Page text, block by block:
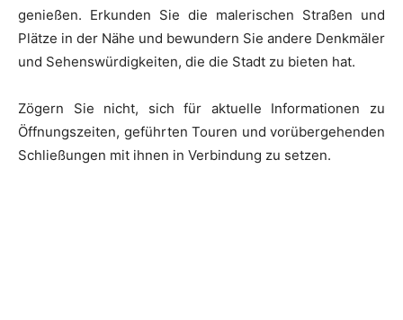
genießen. Erkunden Sie die malerischen Straßen und
Plätze in der Nähe und bewundern Sie andere Denkmäler
und Sehenswürdigkeiten, die die Stadt zu bieten hat.
Zögern Sie nicht, sich für aktuelle Informationen zu
Öffnungszeiten, geführten Touren und vorübergehenden
Schließungen mit ihnen in Verbindung zu setzen.